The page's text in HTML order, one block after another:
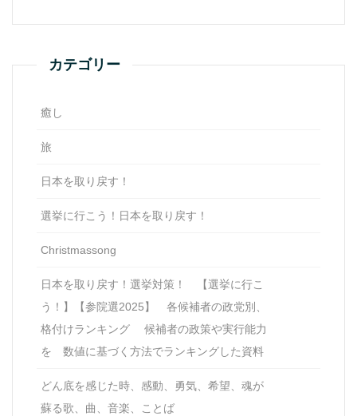
カテゴリー
癒し
旅
日本を取り戻す！
選挙に行こう！日本を取り戻す！
Christmassong
日本を取り戻す！選挙対策！ 【選挙に行こ
う！】【参院選2025】 各候補者の政党別、
格付けランキング 候補者の政策や実行能力
を 数値に基づく方法でランキングした資料
どん底を感じた時、感動、勇気、希望、魂が
蘇る歌、曲、音楽、ことば